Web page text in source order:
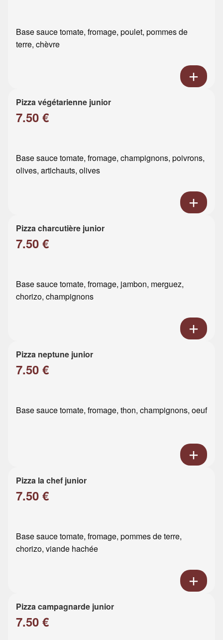
Base sauce tomate, fromage, poulet, pommes de
terre, chèvre
Pizza végétarienne junior
7.50 €
Base sauce tomate, fromage, champignons, poivrons,
olives, artichauts, olives
Pizza charcutière junior
7.50 €
Base sauce tomate, fromage, jambon, merguez,
chorizo, champignons
Pizza neptune junior
7.50 €
Base sauce tomate, fromage, thon, champignons, oeuf
Pizza la chef junior
7.50 €
Base sauce tomate, fromage, pommes de terre,
chorizo, viande hachée
Pizza campagnarde junior
7.50 €